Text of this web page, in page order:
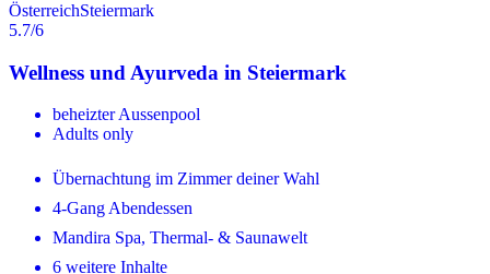
ÖsterreichSteiermark
5.7/6
Wellness und Ayurveda in Steiermark
beheizter Aussenpool
Adults only
Übernachtung im Zimmer deiner Wahl
4-Gang Abendessen
Mandira Spa, Thermal- & Saunawelt
6 weitere Inhalte